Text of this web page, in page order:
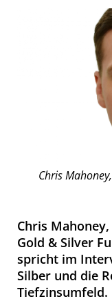
Chris
Chris
Gold & Silver
spricht im
Silber und die
Tiefzinsumfeld.